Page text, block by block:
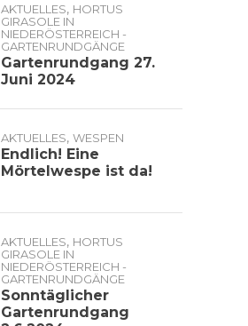
AKTUELLES, HORTUS
GIRASOLE IN
NIEDERÖSTERREICH -
GARTENRUNDGÄNGE
Gartenrundgang 27.
Juni 2024
AKTUELLES, WESPEN
Endlich! Eine
Mörtelwespe ist da!
AKTUELLES, HORTUS
GIRASOLE IN
NIEDERÖSTERREICH -
GARTENRUNDGÄNGE
Sonntäglicher
Gartenrundgang